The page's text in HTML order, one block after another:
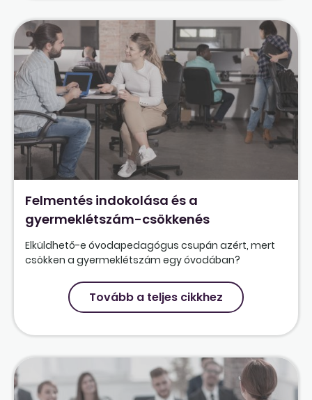
Felmentés indokolása és a
gyermeklétszám-csökkenés
Elküldhető-e óvodapedagógus csupán azért, mert
csökken a gyermeklétszám egy óvodában?
Tovább a teljes cikkhez